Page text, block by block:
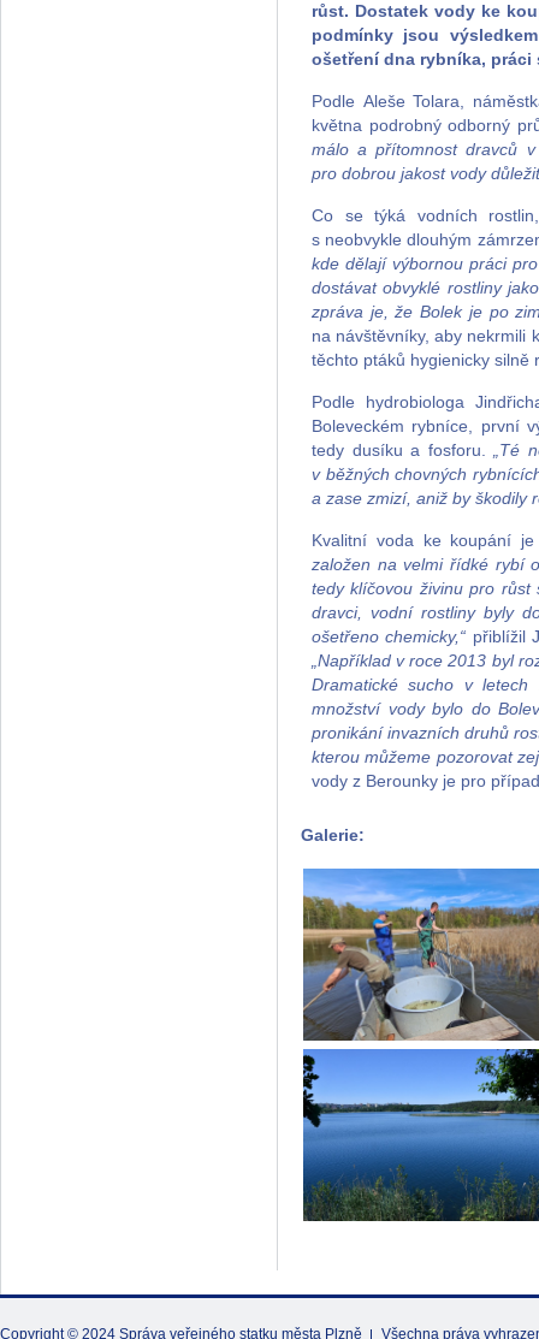
růst. Dostatek vody ke
podmínky jsou
ošetření dna rybníka,
Podle Aleše Tolara,
května podrobný odborný
málo a přítomnost dravců
pro dobrou jakost vody
Co se týká vodních
s neobvykle dlouhým
kde dělají výbornou práci
dostávat obvyklé rostliny
zpráva je, že Bolek je po
na návštěvníky, aby nekrmili
těchto ptáků hygienicky silně
Podle hydrobiologa
Boleveckém rybníce, první
tedy dusíku a fosforu.
„Té
v běžných chovných
a zase zmizí, aniž by škodily
Kvalitní voda ke koupání
založen na velmi řídké rybí
tedy klíčovou živinu pro růst
dravci, vodní rostliny byly
ošetřeno chemicky,“ přiblížil
„Například v roce 2013 byl
Dramatické sucho v
množství vody bylo do
pronikání invazních druhů
kterou můžeme pozorovat
vody z Berounky je pro
Galerie:
Copyright © 2024 Správa veřejného statku města Plzně Všechna práva